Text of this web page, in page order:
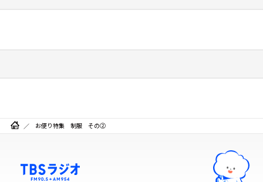
お便り特集 制服 その②